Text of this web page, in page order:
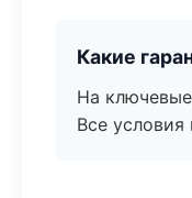
Какие
На
Все условия